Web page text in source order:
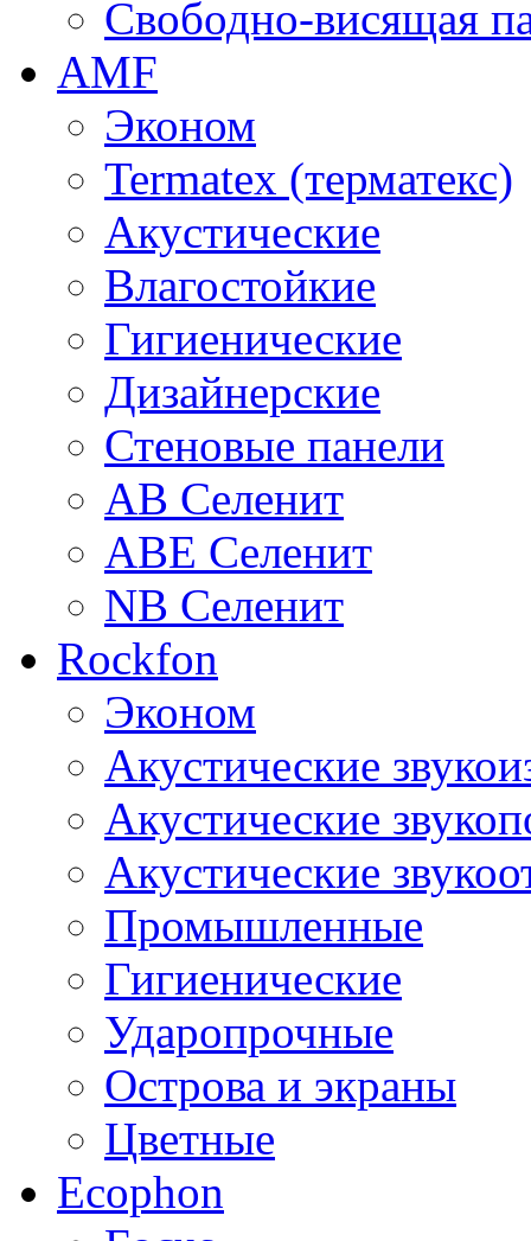
Свободно-висящая
AMF
Эконом
Termatex (терматекс)
Акустические
Влагостойкие
Гигиенические
Дизайнерские
Стеновые панели
AB Селенит
ABE Селенит
NB Селенит
Rockfon
Эконом
Акустические
Акустические
Акустические
Промышленные
Гигиенические
Ударопрочные
Острова и экраны
Цветные
Ecophon